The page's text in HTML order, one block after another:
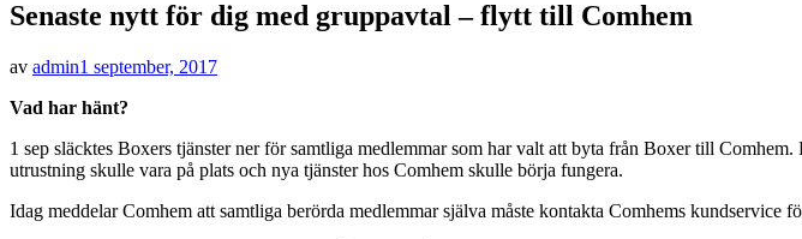
Senaste nytt för dig med gruppavtal – flytt till Comhem
av adminPublicerad
1 september, 2017
Vad har hänt?
1 sep släcktes Boxers tjänster ner för samtliga medlemmar som har valt att byta från Boxer till
utrustning skulle vara på plats och nya tjänster hos Comhem skulle börja fungera.
Idag meddelar Comhem att samtliga berörda medlemmar själva måste kontakta Comhems kundservice